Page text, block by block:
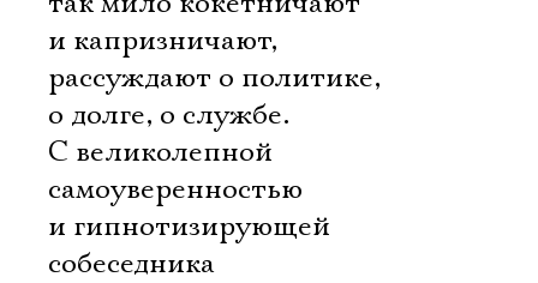
и капризничают,
рассуждают о политике,
о долге, о службе.
С великолепной
самоуверенностью
и гипнотизирующей
собеседника